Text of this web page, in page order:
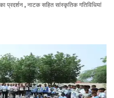
प्रदर्शन , नाटक सहित सांस्कृतिक गतिविधियां